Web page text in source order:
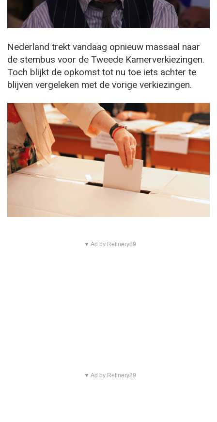
Nederland trekt vandaag opnieuw massaal naar
de stembus voor de Tweede Kamerverkiezingen.
Toch blijkt de opkomst tot nu toe iets achter te
blijven vergeleken met de vorige verkiezingen.
▼ Ad by Refinery89
▼ Ad by Refinery89